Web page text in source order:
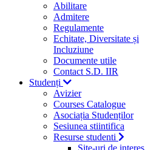
Abilitare
Admitere
Regulamente
Echitate, Diversitate și
Incluziune
Documente utile
Contact S.D. IIR
Studenți
Avizier
Courses Catalogue
Asociația Studenților
Sesiunea stiintifica
Resurse studenti
Site-uri de interes